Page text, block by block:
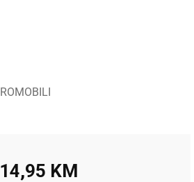
ROMOBILI
14,95 KM